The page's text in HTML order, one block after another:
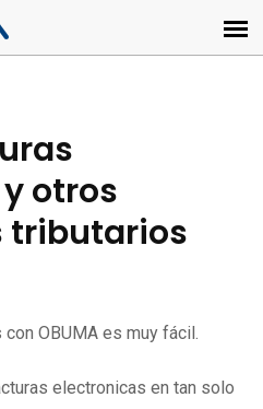
otros
tributarios
OBUMA es muy fácil.
electronicas en tan solo